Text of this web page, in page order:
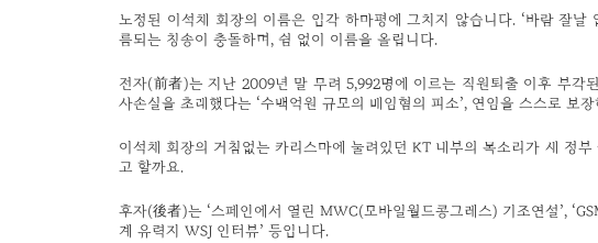
노정된 이석채 회장의 이름은 입각 하마평에 그치지 않습니다. ‘바람 잘날
름되는 칭송이 충돌하며, 쉼 없이 이름을 올립니다.
전자(前者)는 지난 2009년 말 무려 5,992명에 이르는 직원퇴출 이후 부각
사손실을 초래했다는 ‘수백억원 규모의 배임혐의 피소’, 연임을 스스로 보
이석채 회장의 거침없는 카리스마에 눌려있던 KT 내부의 목소리가 새 정
고 할까요.
후자(後者)는 ‘스페인에서 열린 MWC(모바일월드콩그레스) 기조연설’,
계 유력지 WSJ 인터뷰’ 등입니다.